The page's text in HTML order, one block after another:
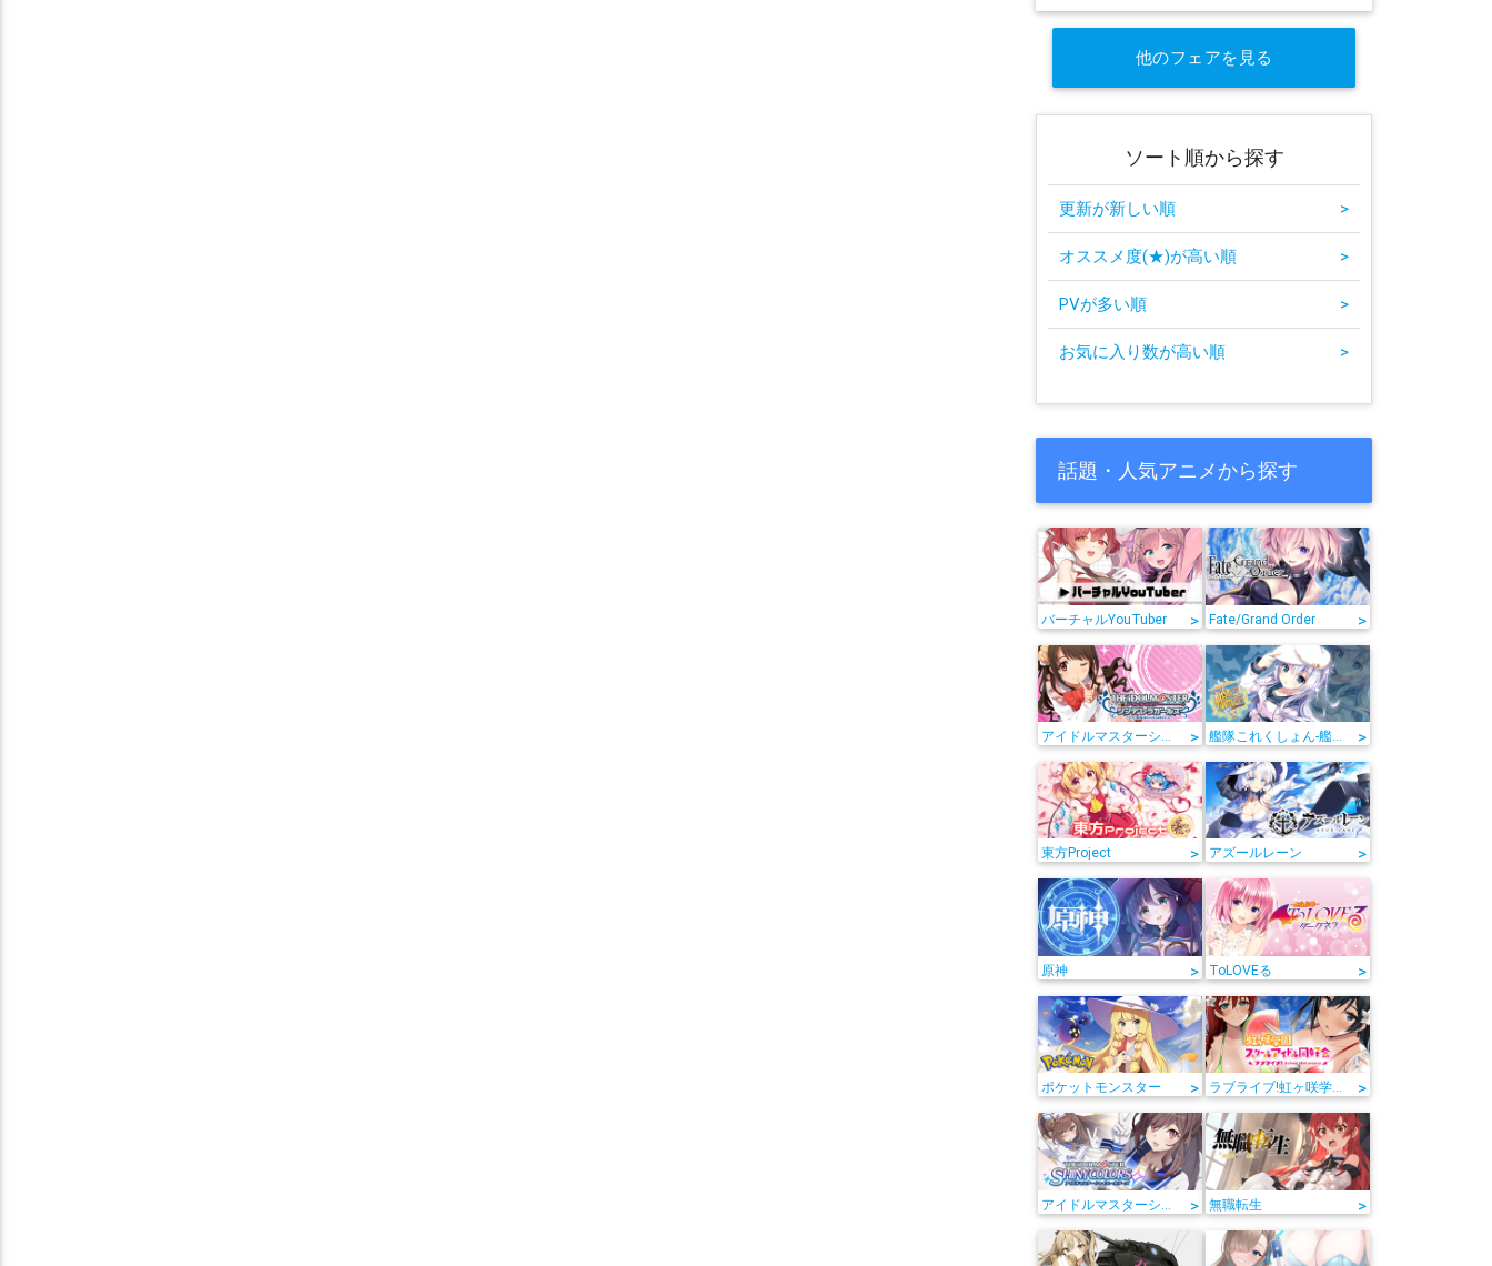
他のフェアを見る
ソート順から探す
更新が新しい順 >
オススメ度(★)が高い順 >
PVが多い順 >
お気に入り数が高い順 >
話題・人気アニメから探す
バーチャルYouTuber > Fate/Grand Order >
> 艦隊これくしょん-艦これ- >
東方Project > アズールレーン >
原神 > ToLOVEる >
ポケットモンスター > ラブライブ!虹ヶ咲学園スクールアイドル同好会 >
> 無職転生 >